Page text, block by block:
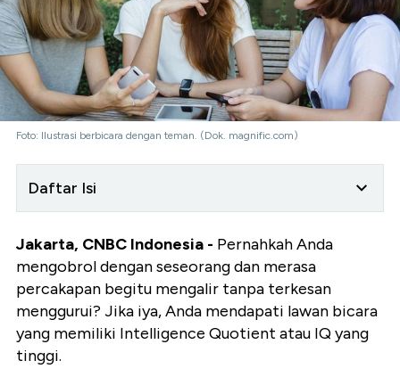
Foto: Ilustrasi berbicara dengan teman. (Dok. magnific.com)
Daftar Isi
Jakarta, CNBC Indonesia - Pernahkah Anda
mengobrol dengan seseorang dan merasa
percakapan begitu mengalir tanpa terkesan
menggurui? Jika iya, Anda mendapati lawan bicara
yang memiliki Intelligence Quotient atau IQ yang
tinggi.